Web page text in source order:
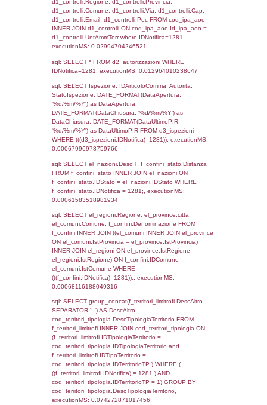
n.CodiceUnivoco LEFT JOIN
a1.CodiceUnivoco = n.CodiceUnivoco LEFT
el_comuni AS el_com ON a1.ComuneStab =
el_com.IstComune LEFT JOIN el_province
a1.ProvinciaStab = el_prov.IstProvincia
sql: SELECT a1_stabilimento.*,
ComuneST, el_province.citta as
el_regioni.Regione as RegioneST,
as ComuneSL, el_province_1.citta as
(((((a1_stabilimento LEFT JOIN el_comuni
a1_stabilimento.ComuneStab =
LEFT JOIN el_province ON
= el_province.IstProvincia) LEFT JOIN
a1_stabilimento.RegioneStab =
LEFT JOIN el_comuni AS el_comuni_1 ON
a1_stabilimento.IstComuneSL =
LEFT JOIN el_province AS el_province_1
a1_stabilimento.IstProvinciaSL =
el_regioni_1 ON
el_regioni_1.IstRegione where
executionMS: 0.00071883201599121
sql: SELECT a2p.Cognome, a2p.Nome
a2_ruolipersonale a2rp INNER JOIN
a2rp.IDPersonale = a2p.IDPersonale
(((a2p.IDNotifica)=1281) AND